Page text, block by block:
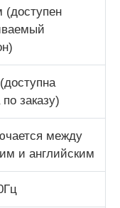
(доступен
заказу)
между
и английским